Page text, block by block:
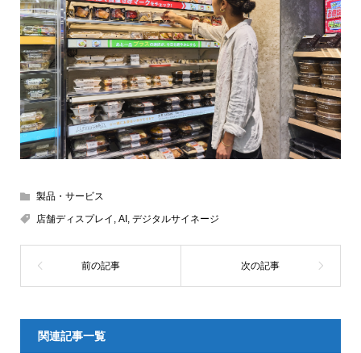
製品・サービス
店舗ディスプレイ AI, デジタルサイネージ
関連記事一覧